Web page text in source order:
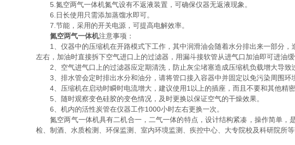
5.氮空两气一体机氮气设有不返液装置，可确保仪器无返液现象。
6.日长使用只需添加蒸馏水即可。
7.节能，采用的开关电源，可提高电解效率。
氮空两气一体机注意事项：
1、仪器中的压缩机在开路模式下工作，其中润滑油会随着水分排出来一部分，
左右，加油时直接拆下空气进口上的过滤器，用漏斗接软管从进气口加油即可进油
2、空气进气口上的过滤器应定期清洗，防止灰尘堵塞造成压缩机负载增大导致
3、排水管会定时排出水分和油分，请将管口接入容器中并固定以免污染周围环
4、压缩机在启动时瞬时电流增大，建议使用1以上的插座，而且不要和其他精密
5、随时观察变色硅胶的变色情况，及时更换以保证空气的干燥效果。
6、机内的活性炭管在仪器工作1000小时左右更换一次。
氮空两气一体机具有二机合一，二气一体的特点，设计结构紧凑，操作简单，
检、制酒、水质检测、环保监测、室内环境监测、疾控中心、大专院校及科研院所等